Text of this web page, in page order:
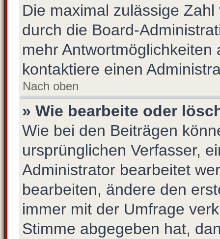
Die maximal zulässige
durch die Board-
mehr
kontaktiere einen
Nach oben
» Wie bearbeite oder
Wie bei den Beiträgen
ursprünglichen Verfasser,
Administrator bearbeitet
bearbeiten, ändere den
immer mit der Umfrage
Stimme abgegeben hat,